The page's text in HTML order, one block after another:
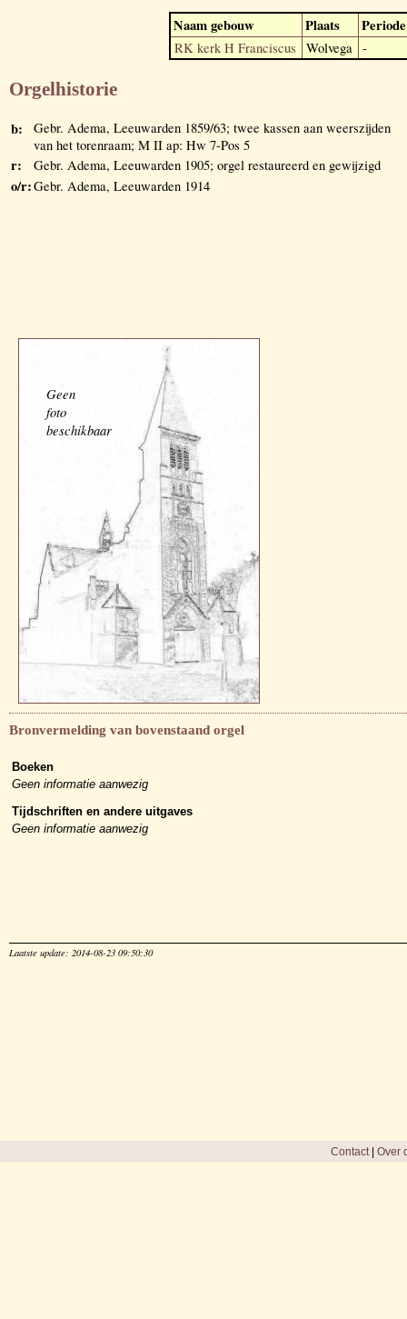
Naam gebouw Plaats Periode
RK kerk H Franciscus Wolvega -
Orgelhistorie
b:
Gebr. Adema, Leeuwarden 1859/63; twee kassen aan weerszijden
van het torenraam; M II ap: Hw 7-Pos 5
r: Gebr. Adema, Leeuwarden 1905; orgel restaureerd en gewijzigd
o/r:Gebr. Adema, Leeuwarden 1914
Geen
foto
beschikbaar
Bronvermelding van bovenstaand orgel
Boeken
Geen informatie aanwezig
Tijdschriften en andere uitgaves
Geen informatie aanwezig
Laatste update: 2014-08-23 09:50:30
Contact| Over